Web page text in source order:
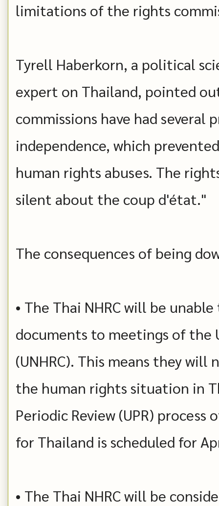
limitations of the rights
Tyrell Haberkorn, a political
expert on Thailand, pointed
commissions have had
independence, which
human rights abuses. The
silent about the coup d'état."
The consequences of being
• The Thai NHRC will be
documents to meetings of the
(UNHRC). This means they
the human rights situation in
Periodic Review (UPR) process
for Thailand is scheduled for
• The Thai NHRC will be